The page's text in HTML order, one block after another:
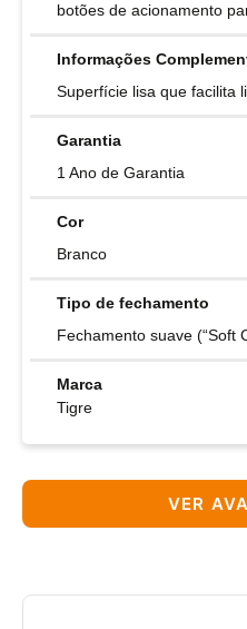
botões de acionamento
Informações
Superfície lisa que facilita
Garantia
1 Ano de Garantia
Cor
Branco
Tipo de fechamento
Fechamento suave (“Soft
Marca
Tigre
VER